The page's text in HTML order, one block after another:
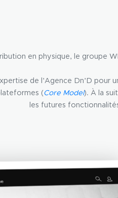
en physique, le groupe
de l’Agence Dn’D pour
(Core Model). À la
les futures